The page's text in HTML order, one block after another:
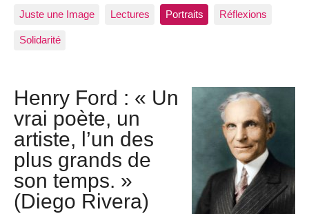
Juste une Image Lectures Portraits Réflexions
Solidarité
Henry Ford : « Un
vrai poète, un
artiste, l’un des
plus grands de
son temps. »
(Diego Rivera)